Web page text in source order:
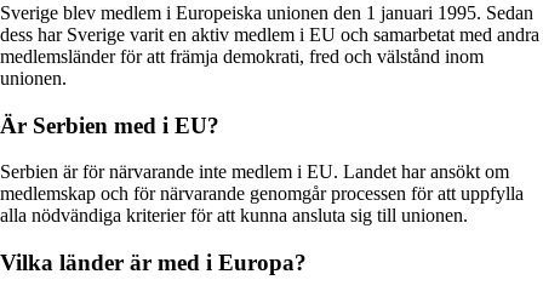
Sverige blev medlem i Europeiska unionen den 1 januari 1995. Sedan
dess har Sverige varit en aktiv medlem i EU och samarbetat med andra
medlemsländer för att främja demokrati, fred och välstånd inom
unionen.
Är Serbien med i EU?
Serbien är för närvarande inte medlem i EU. Landet har ansökt om
medlemskap och för närvarande genomgår processen för att uppfylla
alla nödvändiga kriterier för att kunna ansluta sig till unionen.
Vilka länder är med i Europa?